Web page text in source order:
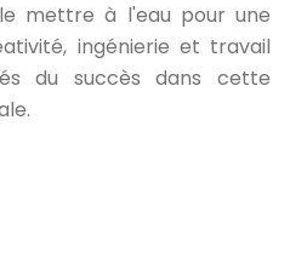
mettre à l'eau pour une
ingénierie et travail
du succès dans cette